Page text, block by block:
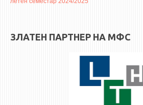
CIRASIM
ЗЛАТЕН ПАРТНЕР НА МФС